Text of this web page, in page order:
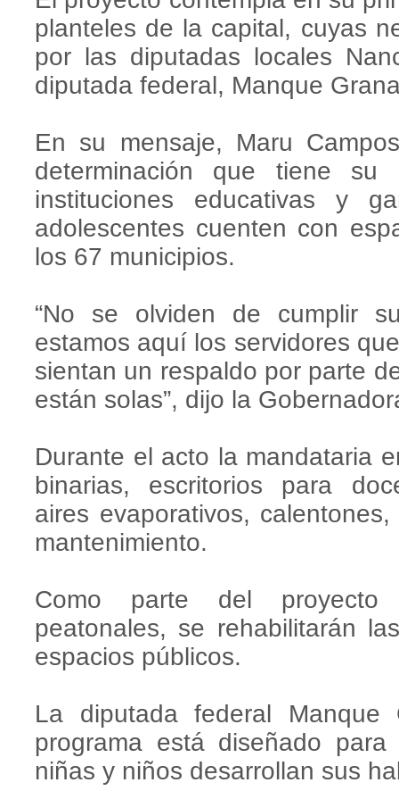
planteles de la capital, cuyas
por las diputadas locales
diputada federal, Manque
En su mensaje, Maru
determinación que tiene su
instituciones educativas y
adolescentes cuenten con
los 67 municipios.
“No se olviden de cumplir
estamos aquí los servidores
sientan un respaldo por parte
están solas”, dijo la
Durante el acto la mandataria
binarias, escritorios para
aires evaporativos,
mantenimiento.
Como parte del proyecto
peatonales, se rehabilitarán
espacios públicos.
La diputada federal Manque
programa está diseñado
niñas y niños desarrollan sus